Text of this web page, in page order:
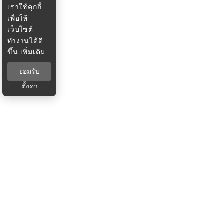
เราใช้คุกกี้
เพื่อให้
เว็บไซต์
ทำงานได้ดี
ขึ้น เพิ่มเติม
ยอมรับ
ตั้งค่า